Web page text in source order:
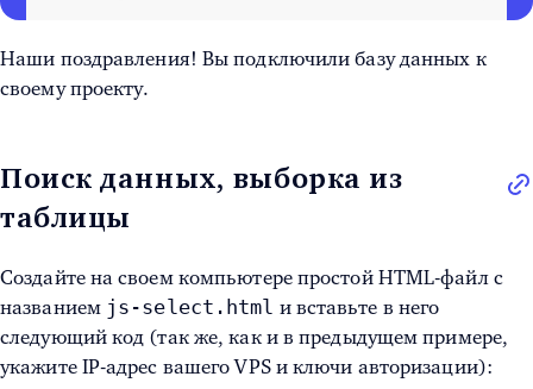
Наши поздравления! Вы подключили базу данных к
своему проекту.
Поиск данных, выборка из
таблицы
Создайте на своем компьютере простой HTML-файл с
названием js-select.html и вставьте в него
следующий код (так же, как и в предыдущем примере,
укажите IP-адрес вашего VPS и ключи авторизации):